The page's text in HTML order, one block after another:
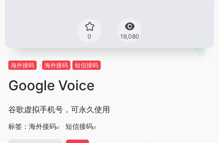
0 19,080
海外接码 海外接码 短信接码
Google Voice
谷歌虚拟手机号，可永久使用
标签： 海外接码 短信接码